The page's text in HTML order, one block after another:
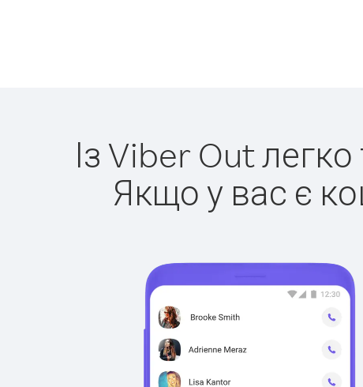
Із Viber Out
Якщо у вас є